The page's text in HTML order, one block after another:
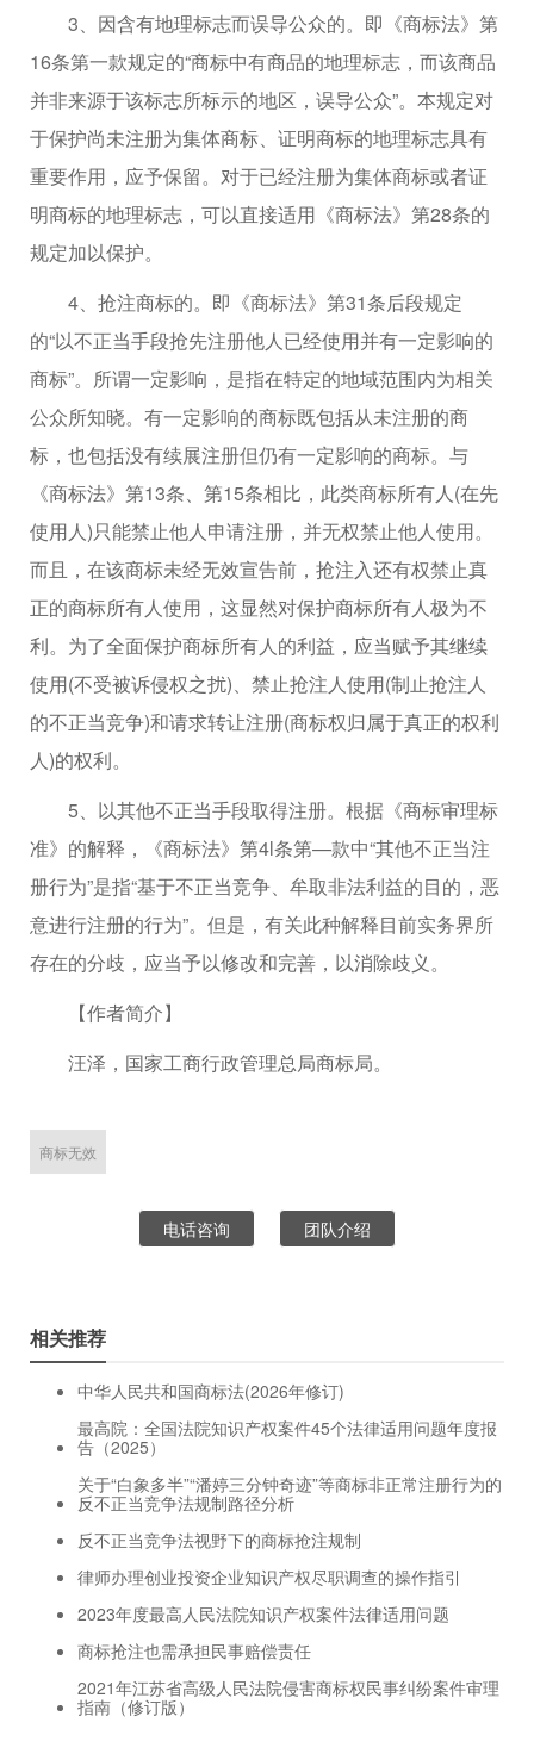
3、因含有地理标志而误导公众的。即《商标法》第
16条第一款规定的“商标中有商品的地理标志，而该商品
并非来源于该标志所标示的地区，误导公众”。本规定对
于保护尚未注册为集体商标、证明商标的地理标志具有
重要作用，应予保留。对于已经注册为集体商标或者证
明商标的地理标志，可以直接适用《商标法》第28条的
规定加以保护。
4、抢注商标的。即《商标法》第31条后段规定
的“以不正当手段抢先注册他人已经使用并有一定影响的
商标”。所谓一定影响，是指在特定的地域范围内为相关
公众所知晓。有一定影响的商标既包括从未注册的商
标，也包括没有续展注册但仍有一定影响的商标。与
《商标法》第13条、第15条相比，此类商标所有人(在先
使用人)只能禁止他人申请注册，并无权禁止他人使用。
而且，在该商标未经无效宣告前，抢注入还有权禁止真
正的商标所有人使用，这显然对保护商标所有人极为不
利。为了全面保护商标所有人的利益，应当赋予其继续
使用(不受被诉侵权之扰)、禁止抢注人使用(制止抢注人
的不正当竞争)和请求转让注册(商标权归属于真正的权利
人)的权利。
5、以其他不正当手段取得注册。根据《商标审理标
准》的解释，《商标法》第4l条第—款中“其他不正当注
册行为”是指“基于不正当竞争、牟取非法利益的目的，恶
意进行注册的行为”。但是，有关此种解释目前实务界所
存在的分歧，应当予以修改和完善，以消除歧义。
【作者简介】
汪泽，国家工商行政管理总局商标局。
商标无效
电话咨询 团队介绍
相关推荐
中华人民共和国商标法(2026年修订)
最高院：全国法院知识产权案件45个法律适用问题年度报
告（2025）
关于“白象多半”“潘婷三分钟奇迹”等商标非正常注册行为的
反不正当竞争法规制路径分析
反不正当竞争法视野下的商标抢注规制
律师办理创业投资企业知识产权尽职调查的操作指引
2023年度最高人民法院知识产权案件法律适用问题
商标抢注也需承担民事赔偿责任
2021年江苏省高级人民法院侵害商标权民事纠纷案件审理
指南（修订版）